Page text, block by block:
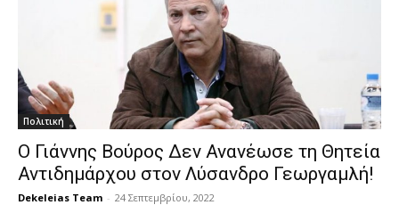
Πολιτική
Ο Γιάννης Βούρος Δεν Ανανέωσε τη Θητεία
Αντιδημάρχου στον Λύσανδρο Γεωργαμλή!
Dekeleias Team - 24 Σεπτεμβρίου, 2022